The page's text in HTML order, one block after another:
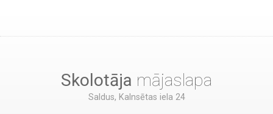
Skolotāja mājaslapa
Saldus, Kalnsētas iela 24